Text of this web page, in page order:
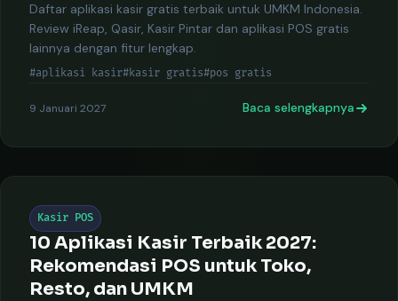
Daftar aplikasi kasir gratis terbaik untuk UMKM Indonesia.
Review iReap, Qasir, Kasir Pintar dan aplikasi POS gratis
lainnya dengan fitur lengkap.
#aplikasi kasir#kasir gratis#pos gratis
9 Januari 2027 Baca selengkapnya
Kasir POS
10 Aplikasi Kasir Terbaik 2027:
Rekomendasi POS untuk Toko,
Resto, dan UMKM